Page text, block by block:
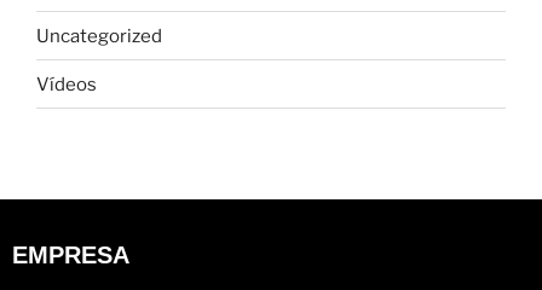
Uncategorized
Vídeos
EMPRESA